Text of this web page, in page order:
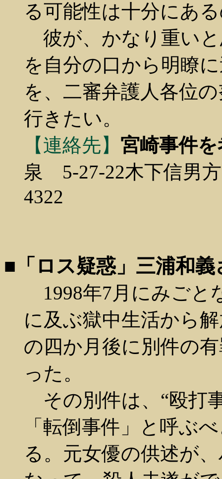
る可能性は十分にあ
彼が、かなり重い
を自分の口から明瞭
を、二審弁護人各位
行きたい。
【連絡先】 宮崎事件
泉 5-27-22木下信男方
4322
■「ロス疑惑」三浦和義
1998年7月にみごと
に及ぶ獄中生活から
の四か月後に別件の
った。
その別件は、“殴打
「転倒事件」と呼ぶ
る。元女優の供述が